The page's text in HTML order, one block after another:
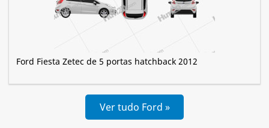
Ford Fiesta Zetec de 5 portas hatchback 2012
Ver tudo Ford »